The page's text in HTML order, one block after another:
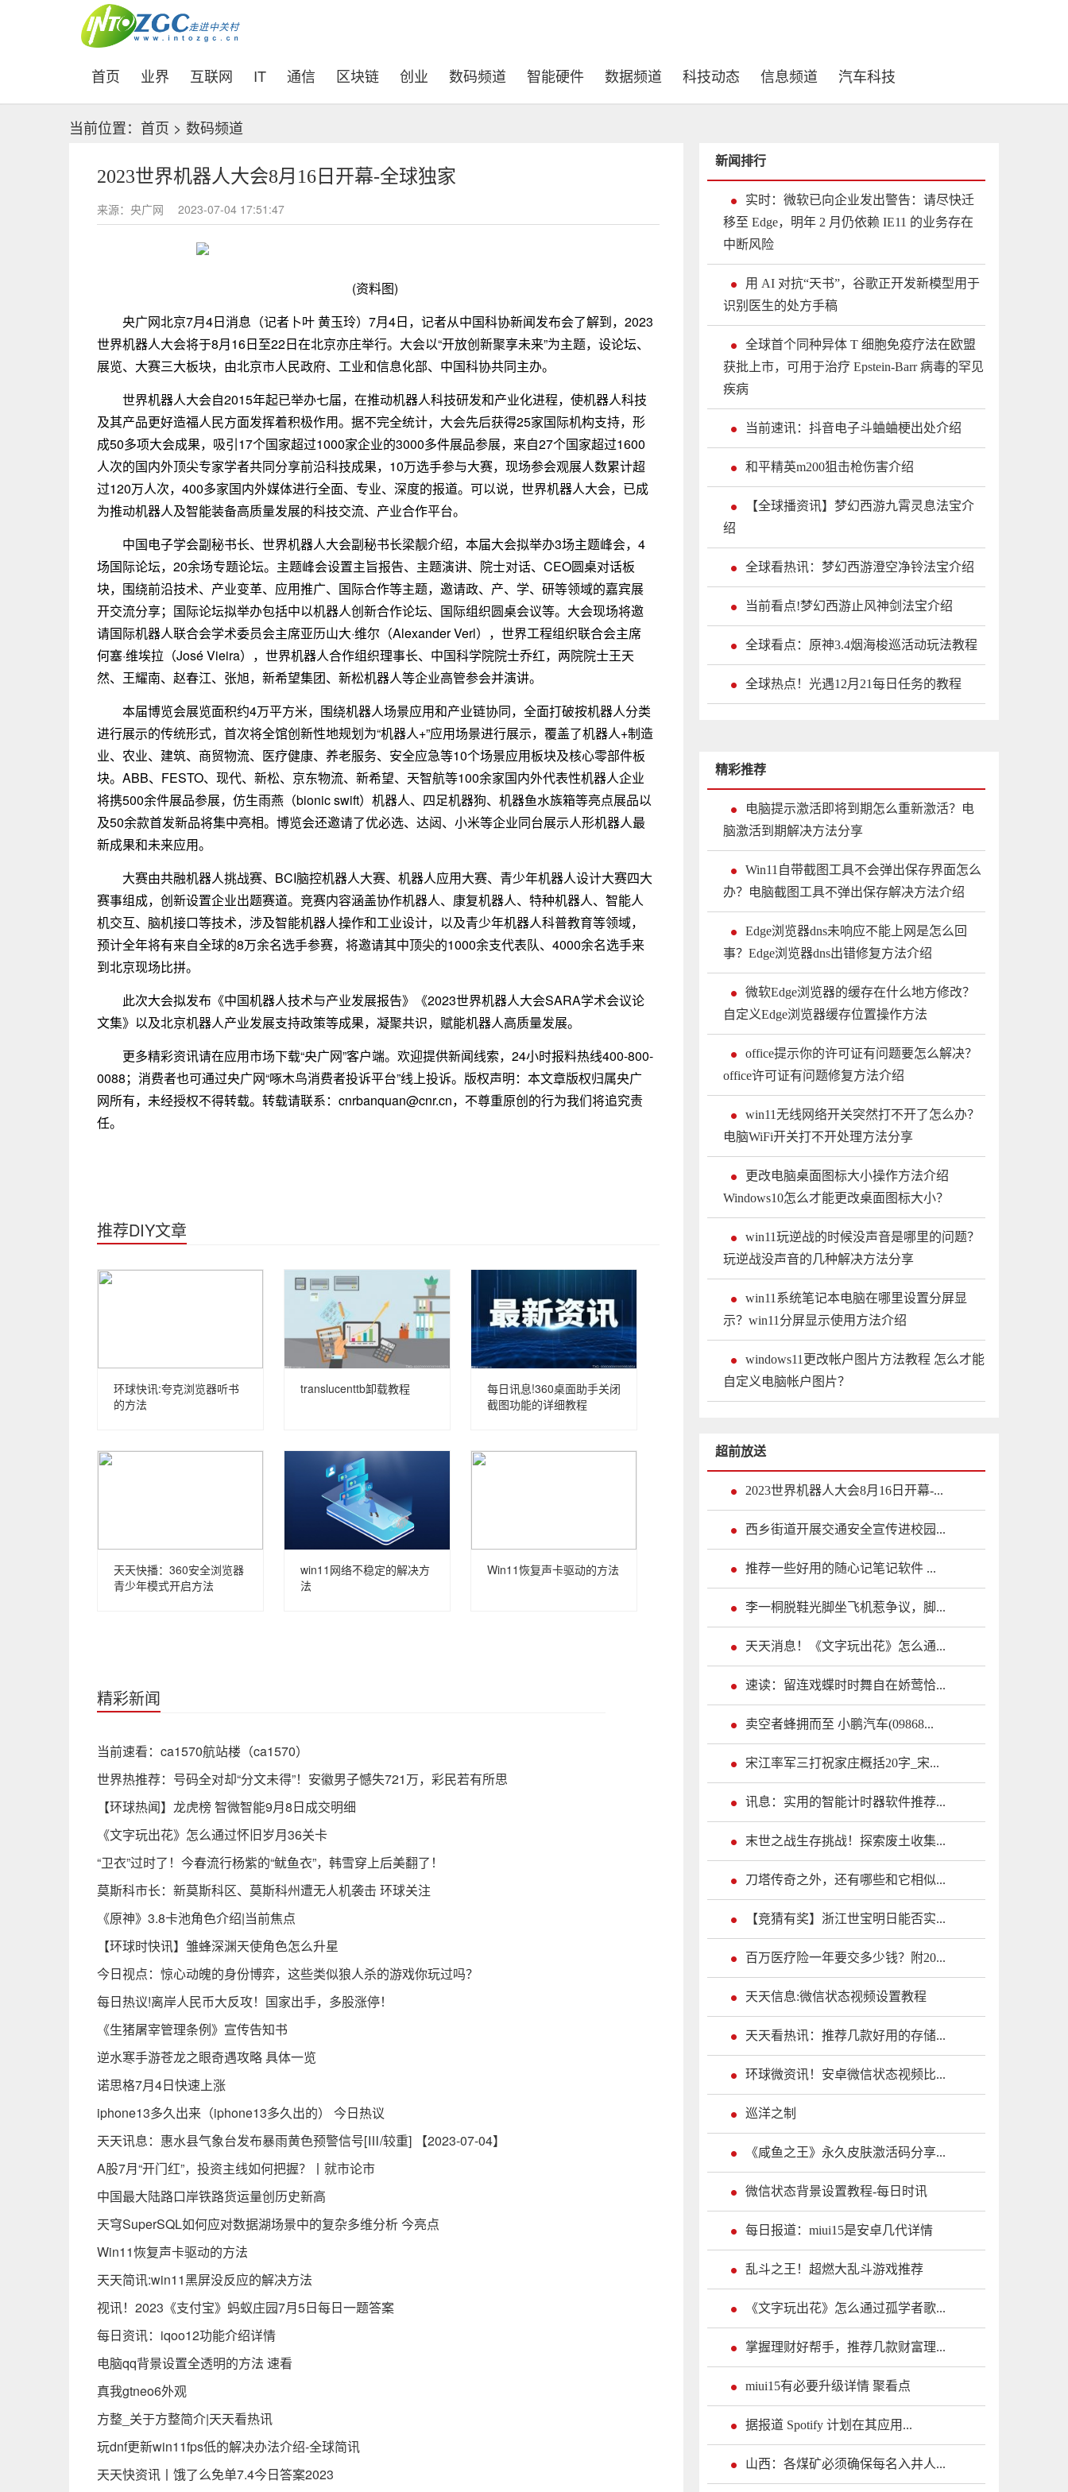
首页 (current)
业界 互联网 IT 通信 区块链 创业 数码频道 智能硬件 数据频道 科技动态 信息频道 汽车科技
当前位置： 首页 > 数码频道
2023世界机器人大会8月16日开幕-全球独家
来源：央广网 2023-07-04 17:51:47
(资料图)
央广网北京7月4日消息（记者卜叶 黄玉玲）7月4日，记者从中国科协新闻发布会了解到，2023
世界机器人大会将于8月16日至22日在北京亦庄举行。大会以“开放创新聚享未来”为主题，设论坛、
展览、大赛三大板块，由北京市人民政府、工业和信息化部、中国科协共同主办。
世界机器人大会自2015年起已举办七届，在推动机器人科技研发和产业化进程，使机器人科技
及其产品更好造福人民方面发挥着积极作用。据不完全统计，大会先后获得25家国际机构支持，形
成50多项大会成果，吸引17个国家超过1000家企业的3000多件展品参展，来自27个国家超过1600
人次的国内外顶尖专家学者共同分享前沿科技成果，10万选手参与大赛，现场参会观展人数累计超
过120万人次，400多家国内外媒体进行全面、专业、深度的报道。可以说，世界机器人大会，已成
为推动机器人及智能装备高质量发展的科技交流、产业合作平台。
中国电子学会副秘书长、世界机器人大会副秘书长梁靓介绍，本届大会拟举办3场主题峰会，4
场国际论坛，20余场专题论坛。主题峰会设置主旨报告、主题演讲、院士对话、CEO圆桌对话板
块，围绕前沿技术、产业变革、应用推广、国际合作等主题，邀请政、产、学、研等领域的嘉宾展
开交流分享；国际论坛拟举办包括中以机器人创新合作论坛、国际组织圆桌会议等。大会现场将邀
请国际机器人联合会学术委员会主席亚历山大·维尔（Alexander Verl），世界工程组织联合会主席
何塞·维埃拉（José Vieira），世界机器人合作组织理事长、中国科学院院士乔红，两院院士王天
然、王耀南、赵春江、张旭，新希望集团、新松机器人等企业高管参会并演讲。
本届博览会展览面积约4万平方米，围绕机器人场景应用和产业链协同，全面打破按机器人分类
进行展示的传统形式，首次将全馆创新性地规划为“机器人+”应用场景进行展示，覆盖了机器人+制造
业、农业、建筑、商贸物流、医疗健康、养老服务、安全应急等10个场景应用板块及核心零部件板
块。ABB、FESTO、现代、新松、京东物流、新希望、天智航等100余家国内外代表性机器人企业
将携500余件展品参展，仿生雨燕（bionic swift）机器人、四足机器狗、机器鱼水族箱等亮点展品以
及50余款首发新品将集中亮相。博览会还邀请了优必选、达闼、小米等企业同台展示人形机器人最
新成果和未来应用。
大赛由共融机器人挑战赛、BCI脑控机器人大赛、机器人应用大赛、青少年机器人设计大赛四大
赛事组成，创新设置企业出题赛道。竞赛内容涵盖协作机器人、康复机器人、特种机器人、智能人
机交互、脑机接口等技术，涉及智能机器人操作和工业设计，以及青少年机器人科普教育等领域，
预计全年将有来自全球的8万余名选手参赛，将邀请其中顶尖的1000余支代表队、4000余名选手来
到北京现场比拼。
此次大会拟发布《中国机器人技术与产业发展报告》《2023世界机器人大会SARA学术会议论
文集》以及北京机器人产业发展支持政策等成果，凝聚共识，赋能机器人高质量发展。
更多精彩资讯请在应用市场下载“央广网”客户端。欢迎提供新闻线索，24小时报料热线400-800-
0088；消费者也可通过央广网“啄木鸟消费者投诉平台”线上投诉。版权声明：本文章版权归属央广
网所有，未经授权不得转载。转载请联系：cnrbanquan@cnr.cn，不尊重原创的行为我们将追究责
任。
推荐DIY文章
环球快讯:夸克浏览器听书
的方法
translucenttb卸载教程
每日讯息!360桌面助手关闭
截图功能的详细教程
天天快播：360安全浏览器
青少年模式开启方法
win11网络不稳定的解决方
法
Win11恢复声卡驱动的方法
精彩新闻
当前速看：ca1570航站楼（ca1570）
世界热推荐：号码全对却“分文未得”！安徽男子憾失721万，彩民若有所思
【环球热闻】龙虎榜 智微智能9月8日成交明细
《文字玩出花》怎么通过怀旧岁月36关卡
“卫衣”过时了！今春流行杨紫的“鱿鱼衣”，韩雪穿上后美翻了！
莫斯科市长：新莫斯科区、莫斯科州遭无人机袭击 环球关注
《原神》3.8卡池角色介绍|当前焦点
【环球时快讯】雏蜂深渊天使角色怎么升星
今日视点：惊心动魄的身份博弈，这些类似狼人杀的游戏你玩过吗？
每日热议!离岸人民币大反攻！国家出手，多股涨停！
《生猪屠宰管理条例》宣传告知书
逆水寒手游苍龙之眼奇遇攻略 具体一览
诺思格7月4日快速上涨
iphone13多久出来（iphone13多久出的） 今日热议
天天讯息：惠水县气象台发布暴雨黄色预警信号[Ⅲ/较重] 【2023-07-04】
A股7月“开门红”，投资主线如何把握？丨就市论市
中国最大陆路口岸铁路货运量创历史新高
天穹SuperSQL如何应对数据湖场景中的复杂多维分析 今亮点
Win11恢复声卡驱动的方法
天天简讯:win11黑屏没反应的解决方法
视讯！2023《支付宝》蚂蚁庄园7月5日每日一题答案
每日资讯：iqoo12功能介绍详情
电脑qq背景设置全透明的方法 速看
真我gtneo6外观
方整_关于方整简介|天天看热讯
玩dnf更新win11fps低的解决办法介绍-全球简讯
天天快资讯丨饿了么免单7.4今日答案2023
新闻排行
实时：微软已向企业发出警告：请尽快迁
移至 Edge，明年 2 月仍依赖 IE11 的业务存在
中断风险
用 AI 对抗“天书”，谷歌正开发新模型用于
识别医生的处方手稿
全球首个同种异体 T 细胞免疫疗法在欧盟
获批上市，可用于治疗 Epstein-Barr 病毒的罕见
疾病
当前速讯：抖音电子斗蛐蛐梗出处介绍
和平精英m200狙击枪伤害介绍
【全球播资讯】梦幻西游九霄灵息法宝介
绍
全球看热讯：梦幻西游澄空净铃法宝介绍
当前看点!梦幻西游止风神剑法宝介绍
全球看点：原神3.4烟海梭巡活动玩法教程
全球热点！光遇12月21每日任务的教程
精彩推荐
电脑提示激活即将到期怎么重新激活？电
脑激活到期解决方法分享
Win11自带截图工具不会弹出保存界面怎么
办？电脑截图工具不弹出保存解决方法介绍
Edge浏览器dns未响应不能上网是怎么回
事？Edge浏览器dns出错修复方法介绍
微软Edge浏览器的缓存在什么地方修改？
自定义Edge浏览器缓存位置操作方法
office提示你的许可证有问题要怎么解决？
office许可证有问题修复方法介绍
win11无线网络开关突然打不开了怎么办？
电脑WiFi开关打不开处理方法分享
更改电脑桌面图标大小操作方法介绍
Windows10怎么才能更改桌面图标大小？
win11玩逆战的时候没声音是哪里的问题？
玩逆战没声音的几种解决方法分享
win11系统笔记本电脑在哪里设置分屏显
示？win11分屏显示使用方法介绍
windows11更改帐户图片方法教程 怎么才能
自定义电脑帐户图片？
超前放送
2023世界机器人大会8月16日开幕-...
西乡街道开展交通安全宣传进校园...
推荐一些好用的随心记笔记软件 ...
李一桐脱鞋光脚坐飞机惹争议，脚...
天天消息！《文字玩出花》怎么通...
速读：留连戏蝶时时舞自在娇莺恰...
卖空者蜂拥而至 小鹏汽车(09868...
宋江率军三打祝家庄概括20字_宋...
讯息：实用的智能计时器软件推荐...
末世之战生存挑战！探索废土收集...
刀塔传奇之外，还有哪些和它相似...
【竞猜有奖】浙江世宝明日能否实...
百万医疗险一年要交多少钱？附20...
天天信息:微信状态视频设置教程
天天看热讯：推荐几款好用的存储...
环球微资讯！安卓微信状态视频比...
巡洋之制
《咸鱼之王》永久皮肤激活码分享...
微信状态背景设置教程-每日时讯
每日报道：miui15是安卓几代详情
乱斗之王！超燃大乱斗游戏推荐
《文字玩出花》怎么通过孤学者歌...
掌握理财好帮手，推荐几款财富理...
miui15有必要升级详情 聚看点
据报道 Spotify 计划在其应用...
山西：各煤矿必须确保每名入井人...